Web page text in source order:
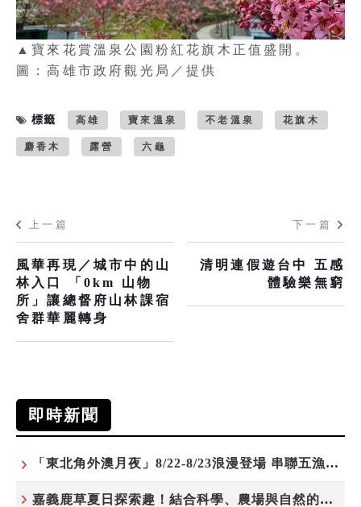
▲寶來花賞溫泉公園粉紅花旗木正值盛開。
圖：高雄市政府觀光局／提供
標籤 高雄 寶來溫泉 不老溫泉 花旗木
麝香木 露營 六龜
上一篇
風華再現／城市中的山
林入口 「0km 山物
所」讓總督府山林課宿
舍群華麗轉身
下一篇
清明連假遊台中 五感
體驗樂無窮
即時新聞
「東北角外澳月夜」8/22-8/23浪漫登場 串聯五漁村、音樂、市集、火舞與慢旅共度夏夜
嘉義鹿草夏日探索趣！結合科學、農場與自然的親子小旅行